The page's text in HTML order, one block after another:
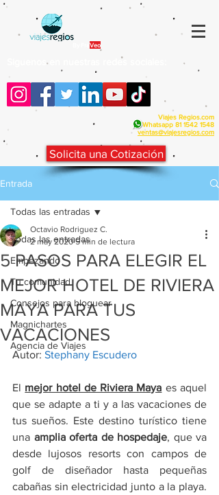
Veo
Siguenos en nuestras redes sociales:
Viajes Regios.com
Whatsapp 81 1542 1548
ventas@viajesregios.com
Solicita una Cotización
Entrada
Todas las entradas
Empezando
Tu comunidad
Consejos para bloguear
Magnichartes
Agencia de Viajes
Todas las entradas
5 PASOS PARA ELEGIR EL
MEJOR HOTEL DE RIVIERA
MAYA PARA TUS
VACACIONES
Octavio Rodriguez C.
2 may 2020 5 min de lectura
Autor: Stephany Escudero
El mejor hotel de Riviera Maya es aquel
que se adapte a ti y a las vacaciones de
tus sueños. Este destino turístico tiene
una amplia oferta de hospedaje, que va
desde lujosos resorts con campos de
golf de diseñador hasta pequeñas
cabañas sin electricidad junto a la playa.